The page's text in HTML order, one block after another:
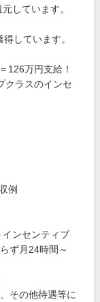
しています。
しています。
126万円支給！
クラスのインセ
例
ンセンティブ
ず月24時間～
その他待遇等に